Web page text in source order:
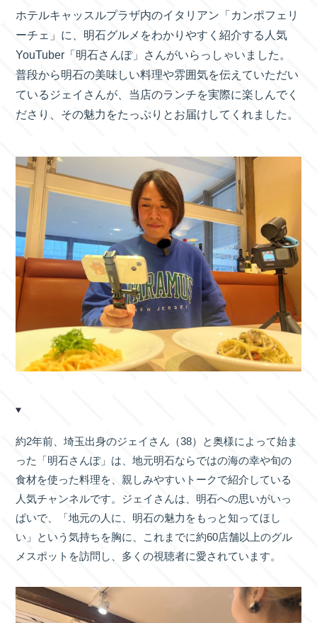
ホテルキャッスルプラザ内のイタリアン「カンポフェリ
ーチェ」に、明石グルメをわかりやすく紹介する人気
YouTuber「明石さんぽ」さんがいらっしゃいました。
普段から明石の美味しい料理や雰囲気を伝えていただい
ているジェイさんが、当店のランチを実際に楽しんでく
ださり、その魅力をたっぷりとお届けしてくれました。
約2年前、埼玉出身のジェイさん（38）と奥様によって始ま
った「明石さんぽ」は、地元明石ならではの海の幸や旬の
食材を使った料理を、親しみやすいトークで紹介している
人気チャンネルです。ジェイさんは、明石への思いがいっ
ぱいで、「地元の人に、明石の魅力をもっと知ってほし
い」という気持ちを胸に、これまでに約60店舗以上のグル
メスポットを訪問し、多くの視聴者に愛されています。